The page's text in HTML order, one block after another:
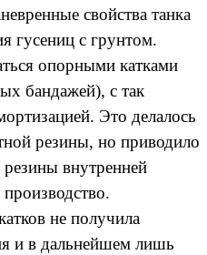
свойства танка
гусениц с грунтом.
опорными катками
бандажей), с так
Это делалось
резины, но приводило
внутренней
не получила
и в дальнейшем лишь